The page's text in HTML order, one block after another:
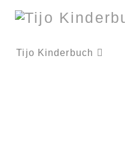
Tijo Kinderbuch